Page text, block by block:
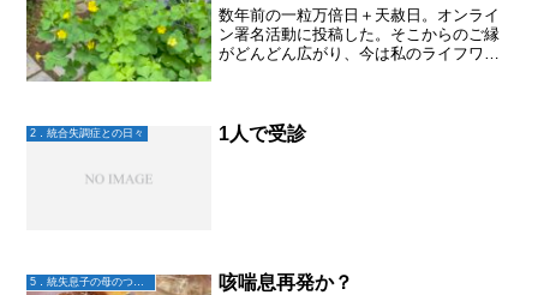
数年前の一粒万倍日＋天赦日。オンライ
ン署名活動に投稿した。そこからのご縁
がどんどん広がり、今は私のライフワー
ときに、日にちが差し迫って...
2．統合失調症との日々 1人で受診
5．統失息子の母のつぶやき 咳喘息再発か？